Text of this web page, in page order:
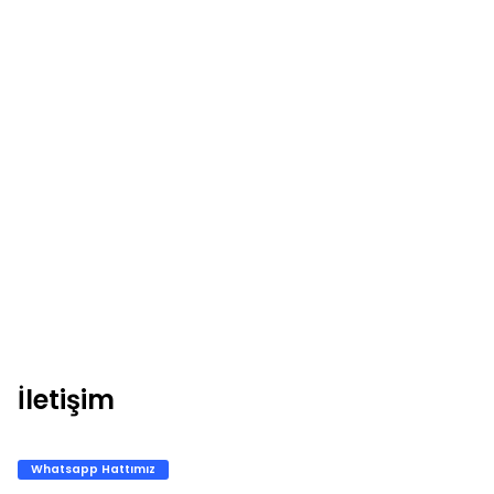
İletişim
Whatsapp Hattımız